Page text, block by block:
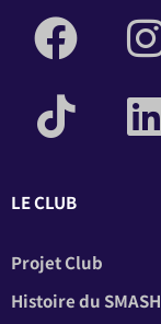
LE CLUB
Projet Club
Histoire du SMASH